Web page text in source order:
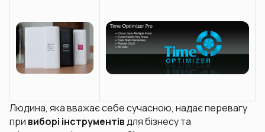
Людина, яка вважає себе сучасною, надає перевагу
при виборі інструментівдля бізнесу та